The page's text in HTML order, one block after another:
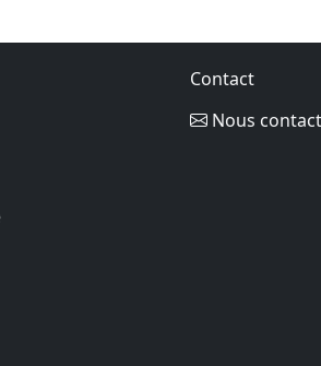
Contact
Nous